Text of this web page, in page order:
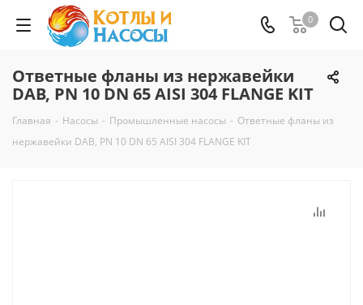
0
Ответные фланы из нержавейки
DAB, PN 10 DN 65 AISI 304 FLANGE KIT
Главная - Насосы - Промышленные насосы - Ответные фланы из
нержавейки DAB, PN 10 DN 65 AISI 304 FLANGE KIT